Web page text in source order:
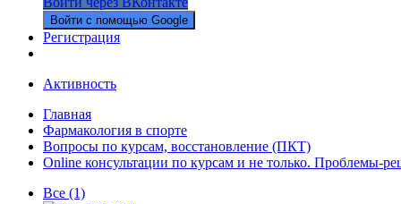
Войти с помощью Google
Регистрация
Активность
Главная
Фармакология в спорте
Вопросы по курсам, восстановление (ПКТ)
Online консультации по курсам и не только. Проблемы-
Все (1)